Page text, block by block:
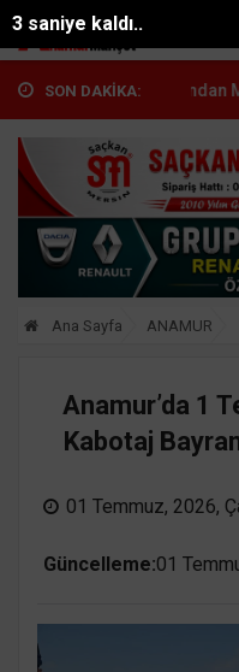
2 saniye kaldı..
SON DAKİKA:MHP Anamur
Ana Sayfa ANAMUR
Anamur’da 1
Kabotaj
01 Temmuz, 2026,
Güncelleme:01